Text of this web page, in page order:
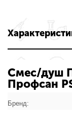
Смес/душ
Профсан
Бренд: